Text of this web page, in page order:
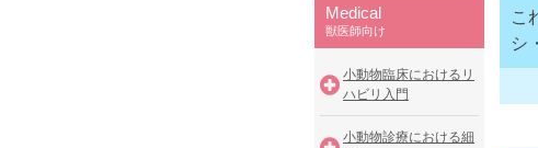
Medical
獣医師向け
小動物臨床におけるリ
ハビリ入門
小動物診療における細
こ
シ